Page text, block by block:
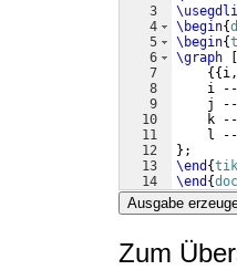
3
4
5
6
7
8
9
10
11
12
13
14
\begin{
\begin{
\graph
{{
    i --
    j --
    k --
    l --
} ;
\end {
\end {
Ausgabe
Zum